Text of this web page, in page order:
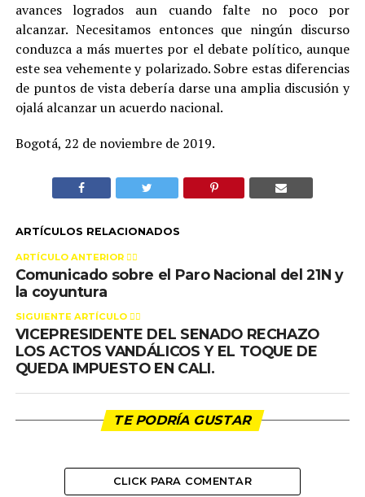
avances logrados aun cuando falte no poco por
alcanzar. Necesitamos entonces que ningún discurso
conduzca a más muertes por el debate político, aunque
este sea vehemente y polarizado. Sobre estas diferencias
de puntos de vista debería darse una amplia discusión y
ojalá alcanzar un acuerdo nacional.
Bogotá, 22 de noviembre de 2019.
ARTÍCULOS RELACIONADOS
ARTÍCULO ANTERIOR 👉🏻
Comunicado sobre el Paro Nacional del 21N y
la coyuntura
SIGUIENTE ARTÍCULO 👈🏻
VICEPRESIDENTE DEL SENADO RECHAZO
LOS ACTOS VANDÁLICOS Y EL TOQUE DE
QUEDA IMPUESTO EN CALI.
TE PODRÍA GUSTAR
CLICK PARA COMENTAR